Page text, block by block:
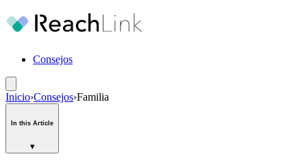
Consejos
Inicio›Consejos›Familia
In this Article
▾